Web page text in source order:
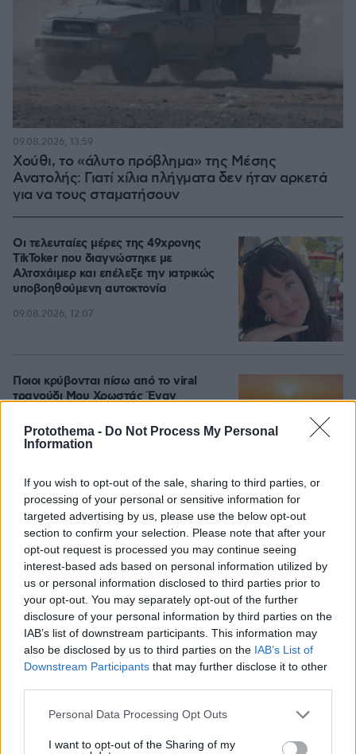
Protothema - Do Not Process My Personal
Information
If you wish to opt-out of the sale, sharing to third parties, or
processing of your personal or sensitive information for
targeted advertising by us, please use the below opt-out
section to confirm your selection. Please note that after your
opt-out request is processed you may continue seeing
interest-based ads based on personal information utilized by
us or personal information disclosed to third parties prior to
your opt-out. You may separately opt-out of the further
disclosure of your personal information by third parties on the
IAB’s list of downstream participants. This information may
also be disclosed by us to third parties on the IAB’s List of
Downstream Participants that may further disclose it to other
Please note that this website/app uses one or more Google
not limited to your visit or usage behaviour. You may click to
Personal Data Processing Opt Outs
I want to opt-out of the Sharing of my
Χούθι, το «άλυτο πρόβλημα» της Μέσης
Ανατολής: Γιατί χίλια πλήγματα δεν ήταν αρκετά
για να τους σταματήσουν
09.08.2026, 13:59
Οι τελευταίες μέρες της 49χρονης
TikToker που διαγνώστηκε με
Αλτσχάιμερ και επέλεξε την ιατρικώς
υποβοηθούμενη αυτοκτονία
09.08.2026, 12:07
Ποιοι κρύβονται πίσω από το viral
τραγούδι Μου Χρωστάς Έναν
Μητροπάνο», τι απαντάνε για τη
χρήση AI
Το σπίτι του τρόμου στο Άινταχο: Η
νύχτα που τέσσερις φοιτητές
δολοφονήθηκαν μέσα σε λίγα λεπτά
Η Βαλέρια Χοψονίδου βάφτισε τον γιο
της στη Βουλιαγμένη, δείτε
φωτογραφίες
09.08.2026, 09:44 10